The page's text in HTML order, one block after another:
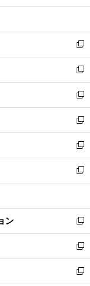
開
ウ
開
く
ン
ウ
で
開
く
ウ
ン
ド
ウ
で
開
く
新
し
い
ウ
ィ
ン
ド
ウ
で
開
く
新
し
い
ウ
ィ
ン
ド
ウ
で
開
新
し
い
ウ
ィ
ン
ド
ウ
開
く
新
し
い
ウ
ィ
ン
ウ
で
開
く
新
し
い
ウ
ン
ド
ウ
で
開
く
新
し
ウ
ィ
ン
ド
ウ
で
開
ン
新
し
い
ウ
ィ
新
し
い
新